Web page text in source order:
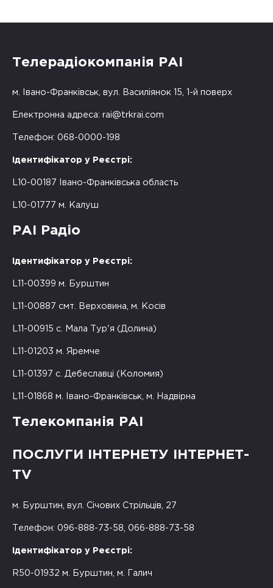
Телерадіокомпанія РАІ
м. Івано-Франківськ, вул. Василіянок 15, 1-й поверх
Електронна адреса: rai@trkrai.com
Телефон: 068-0000-198
Ідентифікатор у Реєстрі:
L10-00187 Івано-Франківська область
L10-01777 м. Калуш
РАІ Радіо
Ідентифікатор у Реєстрі:
L11-00399 м. Бурштин
L11-00887 смт. Верховина, м. Косів
L11-00915 с. Мала Тур'я (Долина)
L11-01203 м. Яремче
L11-01397 с. Дебеславці (Коломия)
L11-01868 м. Івано-Франківськ, м. Надвірна
Телекомпанія РАІ
ПОСЛУГИ ІНТЕРНЕТУ ІНТЕРНЕТ-
TV
м. Бурштин, вул. Січових Стрільців, 27
Телефон: 096-888-73-58, 066-888-73-58
Ідентифікатор у Реєстрі:
R50-01932 м. Бурштин, м. Галич